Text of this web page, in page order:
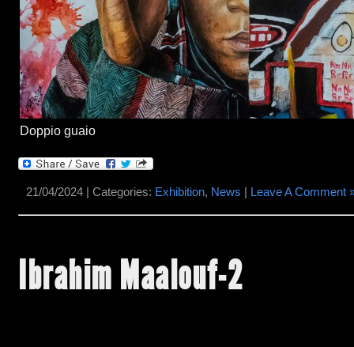
Doppio guaio
21/04/2024 | Categories: Exhibition, News Leave A Comment
Ibrahim Maalouf-2